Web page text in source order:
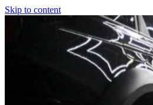
Skip to content